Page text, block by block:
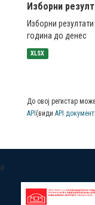
Изборни
Изборни
година до денес
XLSX
До овој регистар
API (види API
a